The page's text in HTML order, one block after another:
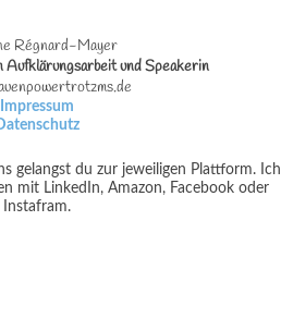
Régnard-Mayer
und Speakerin
Impressum
gelangst du zur jeweiligen Plattform. Ich
mit LinkedIn, Amazon, Facebook oder
Instafram.